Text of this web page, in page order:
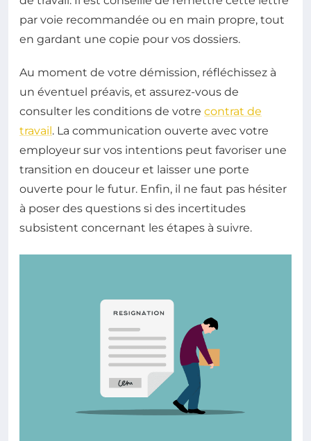
par voie recommandée ou en main propre, tout
en gardant une copie pour vos dossiers.
Au moment de votre démission, réfléchissez à
un éventuel préavis, et assurez-vous de
consulter les conditions de votre contrat de
travail . La communication ouverte avec votre
employeur sur vos intentions peut favoriser une
transition en douceur et laisser une porte
ouverte pour le futur. Enfin, il ne faut pas hésiter
à poser des questions si des incertitudes
subsistent concernant les étapes à suivre.